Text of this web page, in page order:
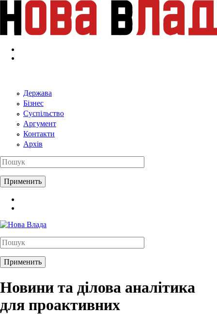
Перейти к основному содержанию
Держава
Бізнес
Суспільство
Аргумент
Контакти
Архів
Новини та ділова аналітика
для проактивних